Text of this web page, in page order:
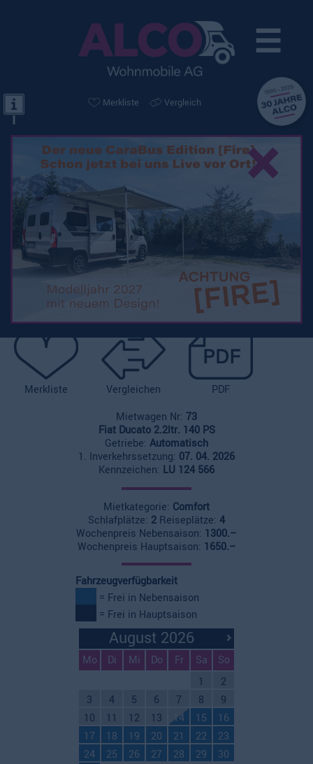
☰
×
Merkliste Vergleich
Weinsberg
CaraCompact 600
MEG Pepper
Merkliste Vergleichen
PDF
Mietwagen Nr: 73
Fiat Ducato 2.2ltr. 140 PS
Getriebe: Automatisch
1. Inverkehrssetzung: 07. 04. 2026
Kennzeichen: LU 124 566
Mietkategorie: Comfort
Schlafplätze: 2 Reiseplätze: 4
Wochenpreis Nebensaison: 1300.–
Wochenpreis Hauptsaison: 1650.–
Fahrzeugverfügbarkeit
= Frei in Nebensaison
= Frei in Hauptsaison
August 2026
Mo Di Mi Do Fr Sa
So
1
2
3
4 5 6 7 8
9
10
11 12 13 14 15
16
17
18 19 20 21 22
23
24
25 26 27 28 29
30